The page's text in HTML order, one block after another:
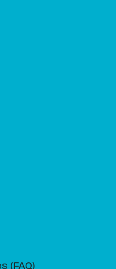
(FAQ)